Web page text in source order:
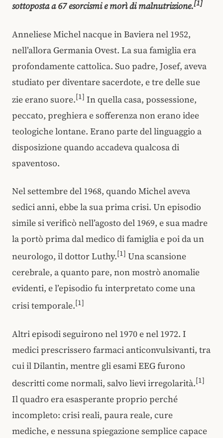
sottoposta a 67 esorcismi e morì di malnutrizione.[1]
Anneliese Michel nacque in Baviera nel 1952,
nell’allora Germania Ovest. La sua famiglia era
profondamente cattolica. Suo padre, Josef, aveva
studiato per diventare sacerdote, e tre delle sue
zie erano suore.[1] In quella casa, possessione,
peccato, preghiera e sofferenza non erano idee
teologiche lontane. Erano parte del linguaggio a
disposizione quando accadeva qualcosa di
spaventoso.
Nel settembre del 1968, quando Michel aveva
sedici anni, ebbe la sua prima crisi. Un episodio
simile si verificò nell’agosto del 1969, e sua madre
la portò prima dal medico di famiglia e poi da un
neurologo, il dottor Luthy.[1] Una scansione
cerebrale, a quanto pare, non mostrò anomalie
evidenti, e l’episodio fu interpretato come una
crisi temporale.[1]
Altri episodi seguirono nel 1970 e nel 1972. I
medici prescrissero farmaci anticonvulsivanti, tra
cui il Dilantin, mentre gli esami EEG furono
descritti come normali, salvo lievi irregolarità.[1]
Il quadro era esasperante proprio perché
incompleto: crisi reali, paura reale, cure
mediche, e nessuna spiegazione semplice capace